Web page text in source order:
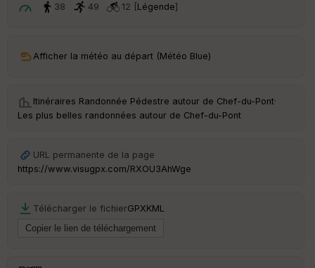
38 49 12 [Légende]
Afficher la météo au départ (Météo Blue)
Itinéraires Randonnée Pédestre autour de Chef-du-Pont·
Les plus belles randonnées autour de Chef-du-Pont
URL permanente de la page
https://www.visugpx.com/RXOU3AhWge
Télécharger le fichierGPXKML